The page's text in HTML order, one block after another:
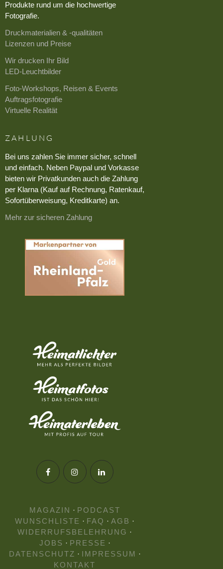
Produkte rund um die hochwertige
Fotografie.
Druckmaterialien & -qualitäten
Lizenzen und Preise
Wir drucken Ihr Bild
LED-Leuchtbilder
Foto-Workshops, Reisen & Events
Auftragsfotografie
Virtuelle Realität
ZAHLUNG
Bei uns zahlen Sie immer sicher, schnell
und einfach. Neben Paypal und Vorkasse
bieten wir Privatkunden auch die Zahlung
per Klarna (Kauf auf Rechnung, Ratenkauf,
Sofortüberweisung, Kreditkarte) an.
Mehr zur sicheren Zahlung
MAGAZIN · PODCAST
WUNSCHLISTE · FAQ · AGB ·
WIDERRUFSBELEHRUNG ·
JOBS · PRESSE ·
DATENSCHUTZ · IMPRESSUM ·
KONTAKT